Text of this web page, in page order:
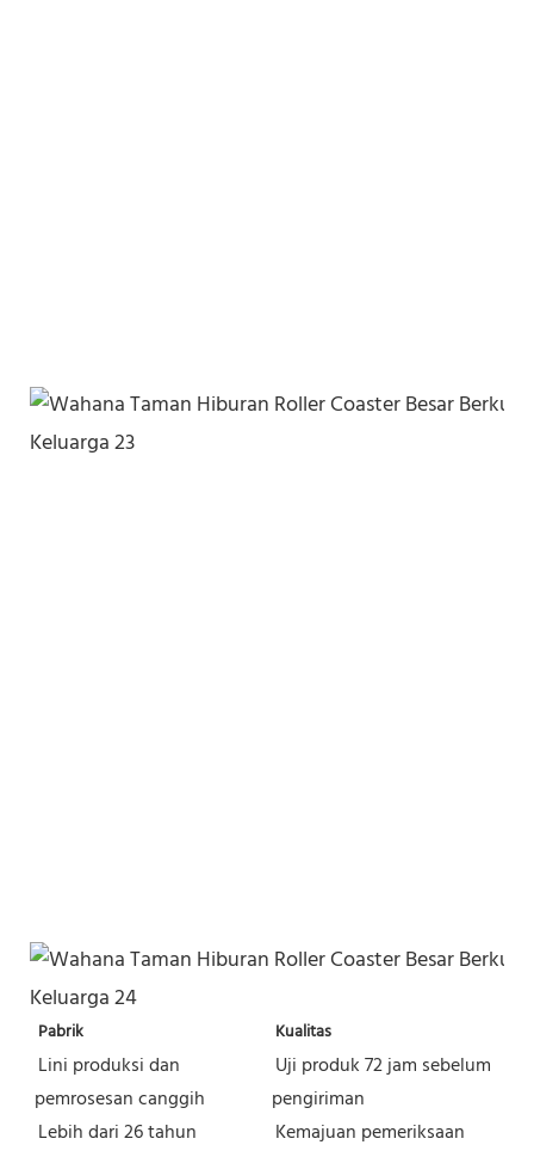
Pabrik
Lini produksi dan
pemrosesan canggih
Lebih dari 26 tahun
Kualitas
Uji produk 72 jam sebelum
pengiriman
Kemajuan pemeriksaan